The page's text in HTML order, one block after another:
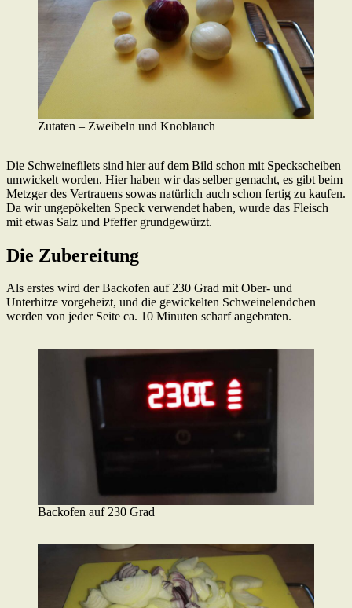
Zutaten – Zweibeln und Knoblauch
Die Schweinefilets sind hier auf dem Bild schon mit Speckscheiben
umwickelt worden. Hier haben wir das selber gemacht, es gibt beim
Metzger des Vertrauens sowas natürlich auch schon fertig zu kaufen.
Da wir ungepökelten Speck verwendet haben, wurde das Fleisch
mit etwas Salz und Pfeffer grundgewürzt.
Die Zubereitung
Als erstes wird der Backofen auf 230 Grad mit Ober- und
Unterhitze vorgeheizt, und die gewickelten Schweinelendchen
werden von jeder Seite ca. 10 Minuten scharf angebraten.
Backofen auf 230 Grad